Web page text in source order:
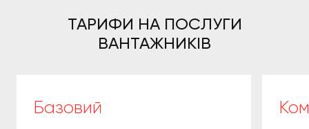
ТАРИФИ НА ПОСЛУГИ
ВАНТАЖНИКІВ
Базовий